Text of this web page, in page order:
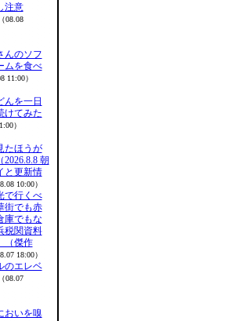
注意
（08.08
んのソフ
ムを食べ
11:00）
んを一日
けてみた
）
たほうが
2026.8.8 朝
と更新情
10:00）
で行くべ
街でも赤
庫でもな
税関資料
（傑作
18:00）
のエレベ
（08.07
おいを嗅